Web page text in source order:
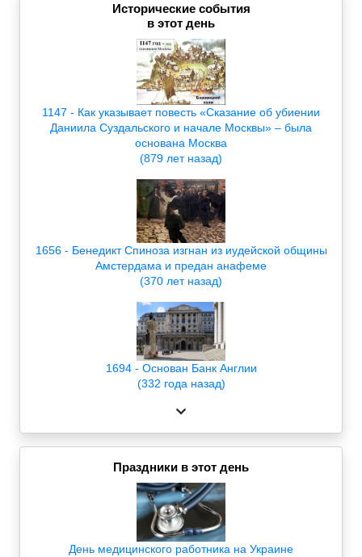
Исторические события
в этот день
1147 - Как указывает повесть «Сказание об убиении
Даниила Суздальского и начале Москвы» – была
основана Москва
(879 лет назад)
1656 - Бенедикт Спиноза изгнан из иудейской общины
Амстердама и предан анафеме
(370 лет назад)
1694 - Основан Банк Англии
(332 года назад)
Праздники в этот день
День медицинского работника на Украине